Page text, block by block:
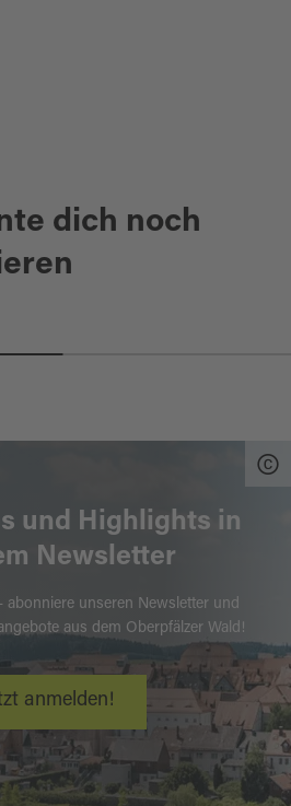
dich noch
und Highlights in
Newsletter
abonniere unseren Newsletter und
aus dem Oberpfälzer Wald!
anmelden!